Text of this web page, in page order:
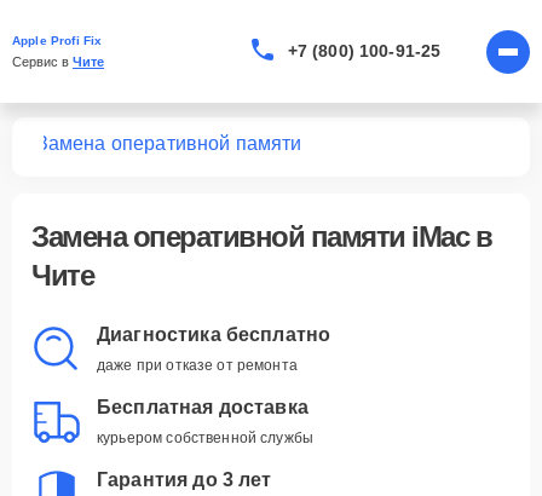
Apple Profi Fix
Сервис в Чите
+7 (800) 100-91-25
Замена оперативной памяти
Замена оперативной памяти iMac в
Чите
Диагностика бесплатно
даже при отказе от ремонта
Бесплатная доставка
курьером собственной службы
Гарантия до 3 лет